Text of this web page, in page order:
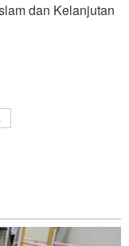
dan Kelanjutan